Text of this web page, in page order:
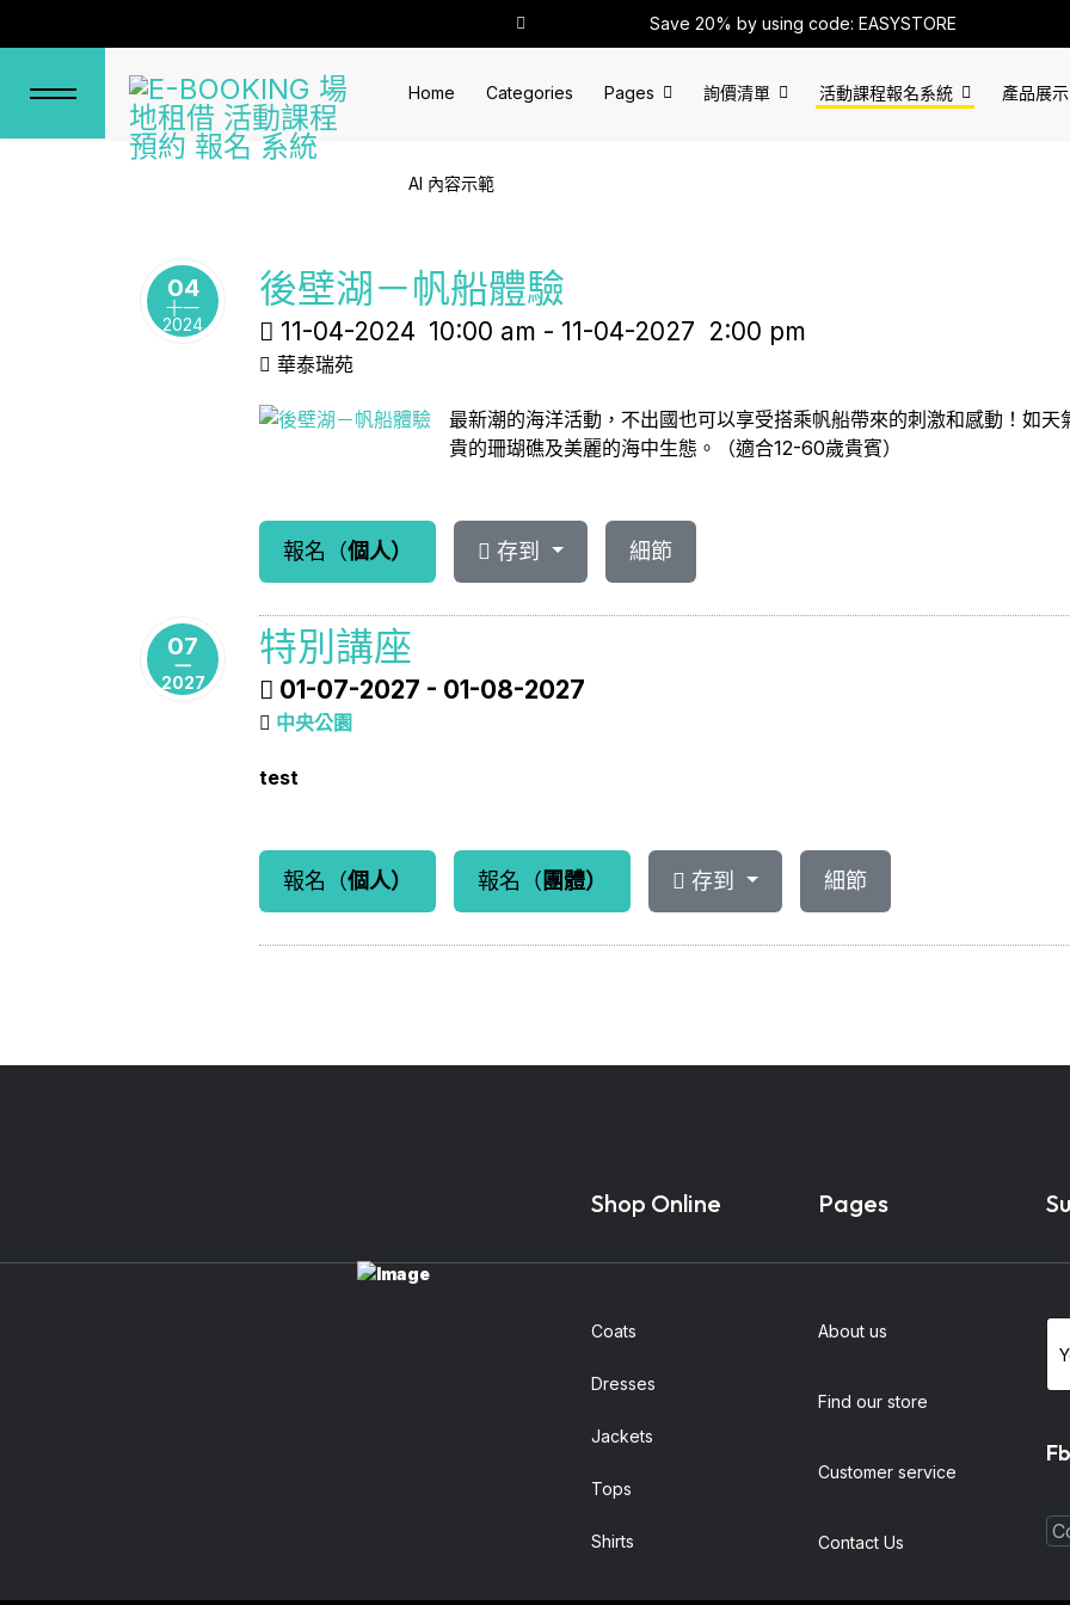
Save 20% by using code: EASYSTORE
Home Categories Pages 詢價清單 活動課程報名系統 產品展
AI 內容示範
04
十一
2024
後壁湖－帆船體驗
11-04-2024 10:00 am - 11-04-2027 2:00 pm
華泰瑞苑
最新潮的海洋活動，不出國也可以享受搭乘帆船帶來的刺激和感動！如
貴的珊瑚礁及美麗的海中生態。（適合12-60歲貴賓）
報名（個人） 存到 細節
07
一
2027
特別講座
01-07-2027 - 01-08-2027
中央公園
test
報名（個人） 報名（團體） 存到 細節
Shop Online
Coats
Dresses
Jackets
Tops
Shirts
Pages
About us
Find our store
Customer service
Contact Us